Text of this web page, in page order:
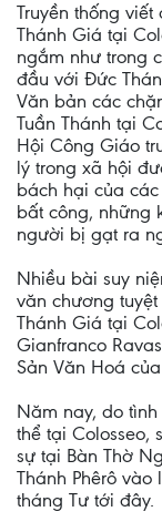
Truyền thống
Thánh Giá tại
ngắm như trong
đầu với Đức
Văn bản các
Tuần Thánh tại
Hội Công Giáo
lý trong xã hội
bách hại của
bất công, những
người bị gạt ra
Nhiều bài suy
văn chương
Thánh Giá tại
Gianfranco
Sản Văn Hoá
Năm nay, do
thể tại Colosseo,
sự tại Bàn Thờ
Thánh Phêrô vào
tháng Tư tới đây.